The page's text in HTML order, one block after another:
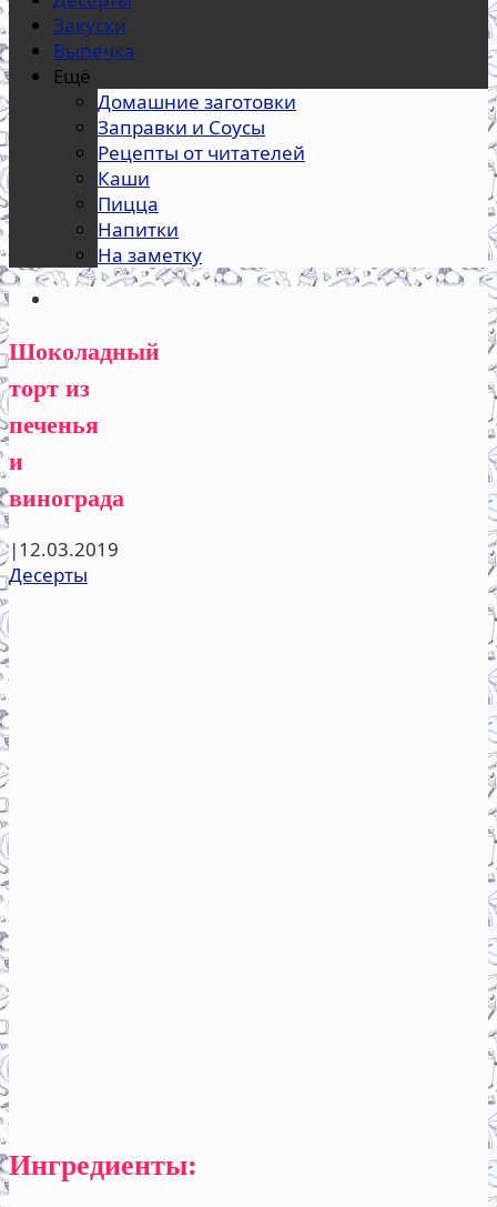
Закуски
Выпечка
Ещё
Домашние заготовки
Заправки и Соусы
Рецепты от читателей
Каши
Пицца
Напитки
На заметку
Шоколадный
торт из
печенья
и
винограда
|12.03.2019
Десерты
Ингредиенты: